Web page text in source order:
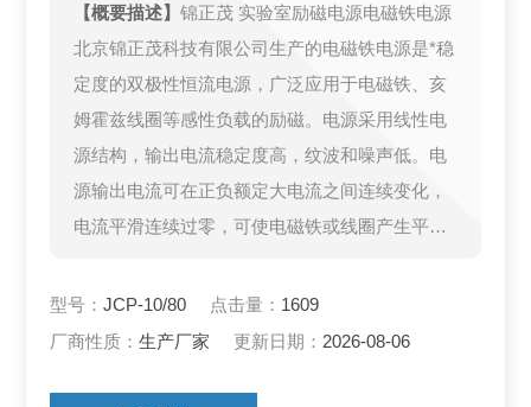
【概要描述】锦正茂 实验室励磁电源电磁铁电源
北京锦正茂科技有限公司生产的电磁铁电源是*稳
定度的双极性恒流电源，广泛应用于电磁铁、亥
姆霍兹线圈等感性负载的励磁。电源采用线性电
源结构，输出电流稳定度高，纹波和噪声低。电
源输出电流可在正负额定大电流之间连续变化，
电流平滑连续过零，可使电磁铁或线圈产生平
配合本公司的高精度高斯计和探头（选件），电
源可工作于磁场模式。
型号：JCP-10/80 点击量： 1609
厂商性质：生产厂家 更新日期： 2026-08-06